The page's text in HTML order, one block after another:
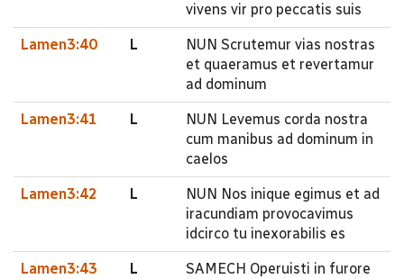
vivens vir pro peccatis suis
Lamen3:40 L
NUN Scrutemur vias nostras
et quaeramus et revertamur
ad dominum
Lamen3:41 L
NUN Levemus corda nostra
cum manibus ad dominum in
caelos
Lamen3:42 L
NUN Nos inique egimus et ad
iracundiam provocavimus
idcirco tu inexorabilis es
Lamen3:43 L
SAMECH Operuisti in furore